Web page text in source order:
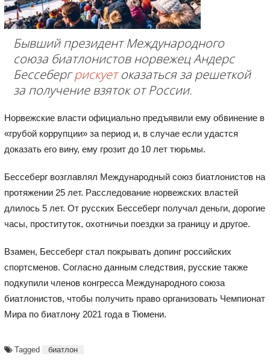
Бывший президент Международного
союза биатлонистов норвежец Андерс
Бессебергрискуетоказаться за решеткой
за получение взяток от России.
Норвежские власти официально предъявили ему обвинение в
«грубой коррупции» за период и, в случае если удастся
доказать его вину, ему грозит до 10 лет тюрьмы.
Бессеберг возглавлял Международный союз биатлонистов на
протяжении 25 лет. Расследование норвежских властей
длилось 5 лет. От русских Бессеберг получал деньги, дорогие
часы, проституток, охотничьи поездки за границу и другое.
Взамен, Бессеберг стал покрывать допинг российских
спортсменов. Согласно данным следствия, русские также
подкупили членов конгресса Международного союза
биатлонистов, чтобы получить право организовать Чемпионат
Мира по биатлону 2021 года в Тюмени.
Tagged биатлон